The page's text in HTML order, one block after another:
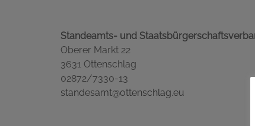
Standeamts- und
Oberer Markt 22
3631 Ottenschlag
02872/7330-13
standesamt@ottenschlag.eu